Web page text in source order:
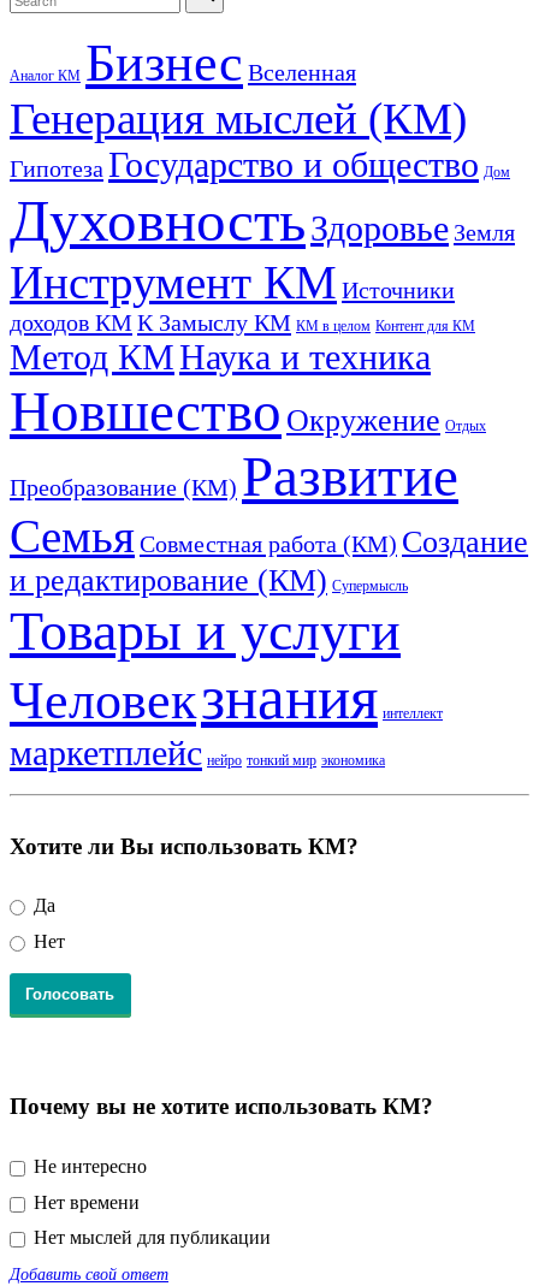
Search
Аналог КМ Бизнес Вселенная
Генерация мыслей (КМ)
Гипотеза Государство и общество Дом
ДуховностьЗдоровье Земля
Инструмент КМ Источники
доходов КМК Замыслу КМ КМ в целом Контент для КМ
Метод КМНаука и техника
Новшество Окружение Отдых
Преобразование (КМ) Развитие
СемьяСовместная работа (КМ) Создание
и редактирование (КМ) Супермысль
Товары и услуги
Человекзнания интеллект
маркетплейс нейро тонкий мир экономика
Хотите ли Вы использовать КМ?
Да
Нет
Почему вы не хотите использовать КМ?
Не интересно
Нет времени
Нет мыслей для публикации
Добавить свой ответ